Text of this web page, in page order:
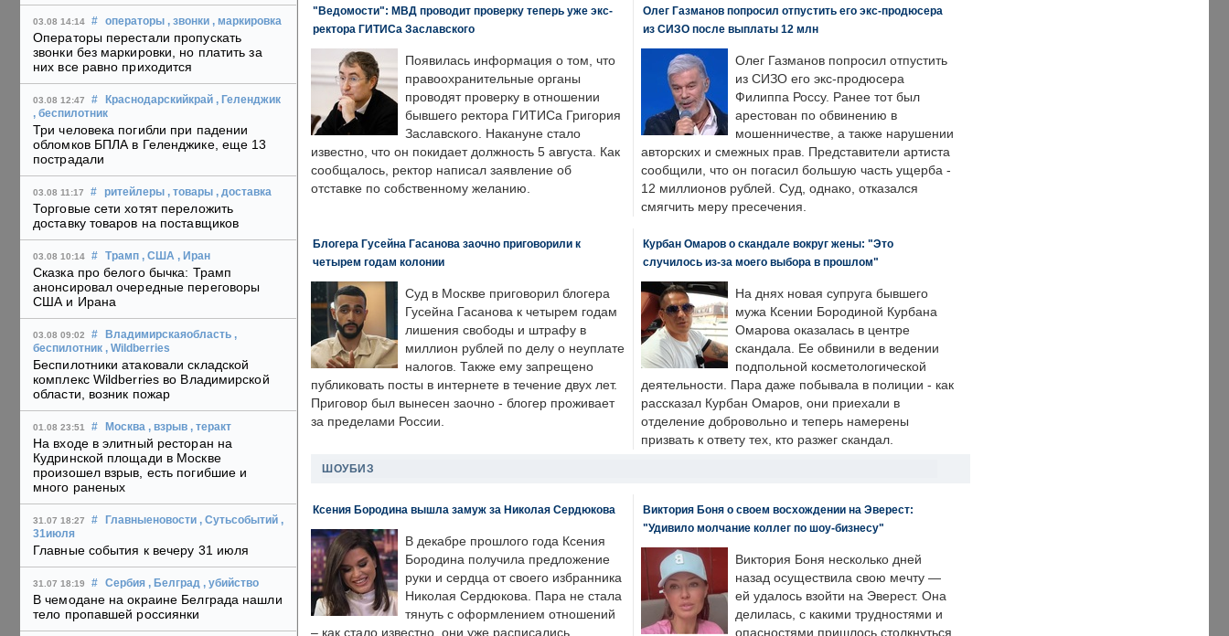
03.08 14:14 # операторы , звонки , маркировка
Операторы перестали пропускать
звонки без маркировки, но платить за
них все равно приходится
03.08 12:47 # Краснодарскийкрай , Геленджик
, беспилотник
Три человека погибли при падении
обломков БПЛА в Геленджике, еще 13
пострадали
03.08 11:17 # ритейлеры , товары , доставка
Торговые сети хотят переложить
доставку товаров на поставщиков
03.08 10:14 # Трамп , США , Иран
Сказка про белого бычка: Трамп
анонсировал очередные переговоры
США и Ирана
03.08 09:02 # Владимирскаяобласть ,
беспилотник , Wildberries
Беспилотники атаковали складской
комплекс Wildberries во Владимирской
области, возник пожар
01.08 23:51 # Москва , взрыв , теракт
На входе в элитный ресторан на
Кудринской площади в Москве
произошел взрыв, есть погибшие и
много раненых
31.07 18:27 # Главныеновости , Сутьсобытий ,
31июля
Главные события к вечеру 31 июля
31.07 18:19 # Сербия , Белград , убийство
В чемодане на окраине Белграда нашли
тело пропавшей россиянки
"Ведомости": МВД проводит проверку теперь уже экс-
ректора ГИТИСа Заславского
Появилась информация о том, что
правоохранительные органы
проводят проверку в отношении
бывшего ректора ГИТИСа Григория
Заславского. Накануне стало
известно, что он покидает должность 5 августа. Как
сообщалось, ректор написал заявление об
отставке по собственному желанию.
Олег Газманов попросил отпустить его экс-продюсера
из СИЗО после выплаты 12 млн
Олег Газманов попросил отпустить
из СИЗО его экс-продюсера
Филиппа Россу. Ранее тот был
арестован по обвинению в
мошенничестве, а также нарушении
авторских и смежных прав. Представители артиста
сообщили, что он погасил большую часть ущерба -
12 миллионов рублей. Суд, однако, отказался
смягчить меру пресечения.
Блогера Гусейна Гасанова заочно приговорили к
четырем годам колонии
Суд в Москве приговорил блогера
Гусейна Гасанова к четырем годам
лишения свободы и штрафу в
миллион рублей по делу о неуплате
налогов. Также ему запрещено
публиковать посты в интернете в течение двух лет.
Приговор был вынесен заочно - блогер проживает
за пределами России.
Курбан Омаров о скандале вокруг жены: "Это
случилось из-за моего выбора в прошлом"
На днях новая супруга бывшего
мужа Ксении Бородиной Курбана
Омарова оказалась в центре
скандала. Ее обвинили в ведении
подпольной косметологической
деятельности. Пара даже побывала в полиции - как
рассказал Курбан Омаров, они приехали в
отделение добровольно и теперь намерены
призвать к ответу тех, кто разжег скандал.
ШОУБИЗ
Ксения Бородина вышла замуж за Николая Сердюкова
В декабре прошлого года Ксения
Бородина получила предложение
руки и сердца от своего избранника
Николая Сердюкова. Пара не стала
тянуть с оформлением отношений
– как стало известно, они уже расписались.
Виктория Боня о своем восхождении на Эверест:
"Удивило молчание коллег по шоу-бизнесу"
Виктория Боня несколько дней
назад осуществила свою мечту —
ей удалось взойти на Эверест. Она
делилась, с какими трудностями и
опасностями пришлось столкнуться